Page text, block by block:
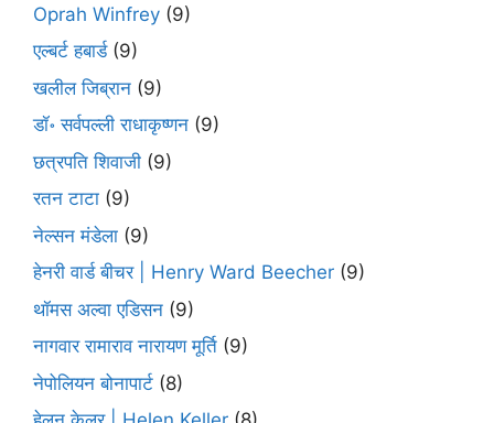
Oprah Winfrey (9)
एल्बर्ट हबार्ड(9)
खलील जिब्रान (9)
डॉ॰ सर्वपल्ली राधाकृष्णन (9)
छत्रपति शिवाजी (9)
रतन टाटा (9)
नेल्सन मंडेला (9)
हेनरी वार्ड बीचर | Henry Ward Beecher (9)
थॉमस अल्वा एडिसन (9)
नागवार रामाराव नारायण मूर्ति (9)
नेपोलियन बोनापार्ट (8)